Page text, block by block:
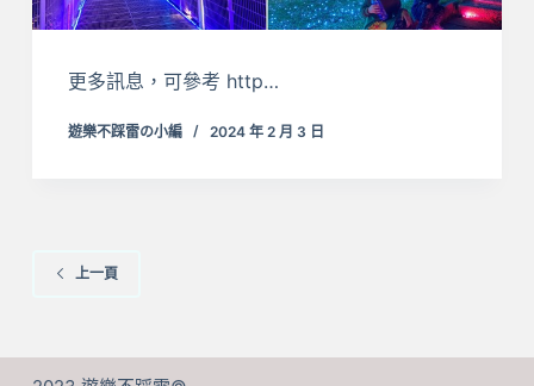
更多訊息，可參考 http…
遊樂不踩雷の小編 2024 年 2 月 3 日
上一頁